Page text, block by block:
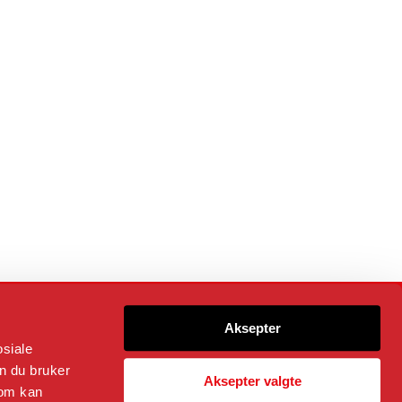
du bruker
kan
Aksepter
Aksepter valgte
Kommunikasjonssjef og ansvarlig redaktør